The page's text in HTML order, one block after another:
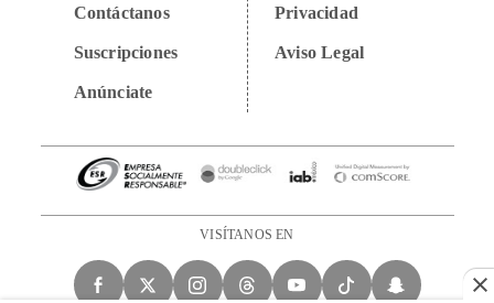
Contáctanos
Suscripciones
Anúnciate
Privacidad
Aviso Legal
VISÍTANOS EN